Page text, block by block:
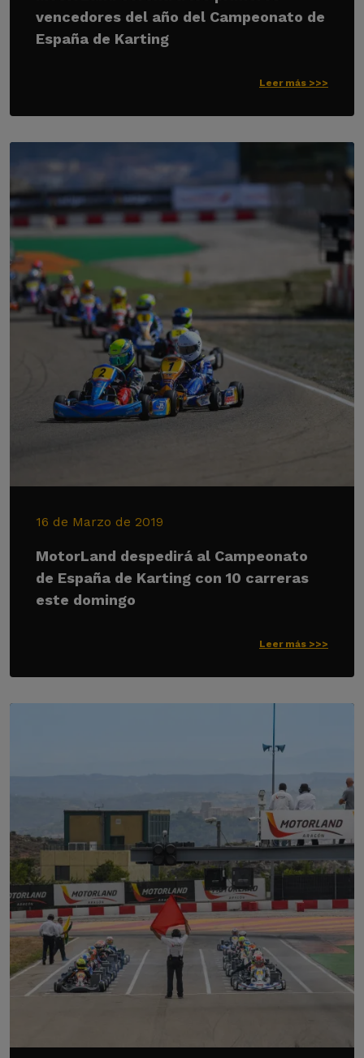
vencedores del año del Campeonato de
España de Karting
Leer más >>>
16 de Marzo de 2019
MotorLand despedirá al Campeonato
de España de Karting con 10 carreras
este domingo
Leer más >>>